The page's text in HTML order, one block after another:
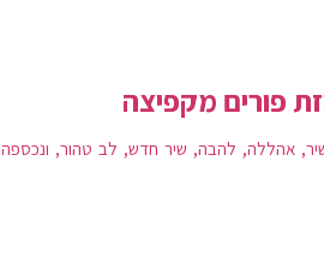
פורים מקפיצה
אהללה, להבה, שיר חדש, לב טהור, ונכספה